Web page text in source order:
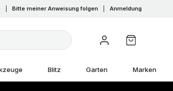
Bitte meiner Anweisung folgen Anmeldung
Blitz Garten Marken